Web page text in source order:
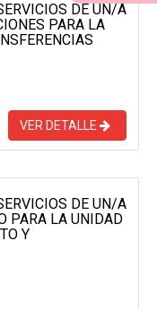
DE UN/A
PARA LA
VER DETALLE
DE UN/A
PARA LA UNIDAD
Y